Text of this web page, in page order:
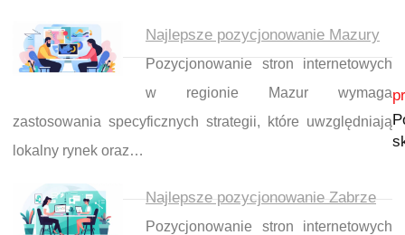
Najlepsze pozycjonowanie Mazury
Pozycjonowanie stron internetowych
w regionie Mazur wymaga
zastosowania specyficznych strategii, które uwzględniają
lokalny rynek oraz…
Najlepsze pozycjonowanie Zabrze
Pozycjonowanie stron internetowych
Nawigacja wpisu